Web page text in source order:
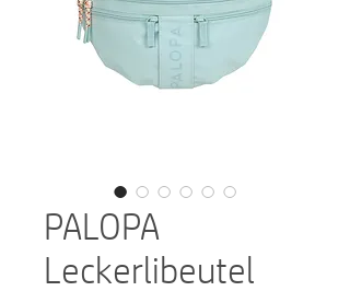
PALOPA
Leckerlibeutel